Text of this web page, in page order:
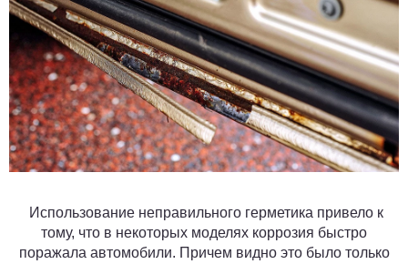
Использование неправильного герметика привело к
тому, что в некоторых моделях коррозия быстро
поражала автомобили. Причем видно это было только